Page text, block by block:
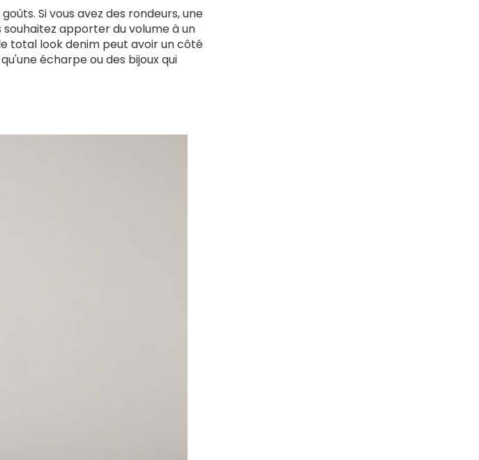
Si vous avez des rondeurs, une
apporter du volume à un
total look denim peut avoir un côté
écharpe ou des bijoux qui